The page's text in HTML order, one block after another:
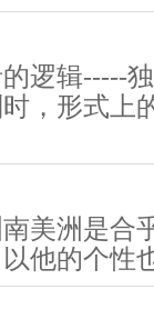
逻辑-----
，形式上
美洲是合
他的个性